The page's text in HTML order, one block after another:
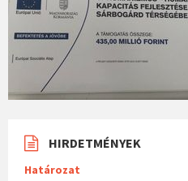
HIRDETMÉNYEK
Határozat